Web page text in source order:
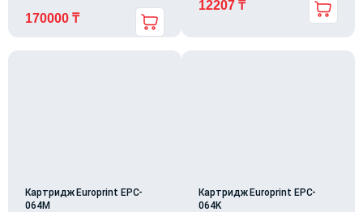
170000 ₸
12207 ₸
Картридж Europrint EPC-
064M
Картридж Europrint EPC-
064K